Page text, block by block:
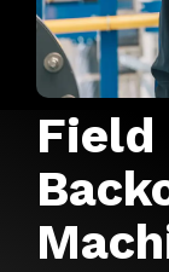
Field